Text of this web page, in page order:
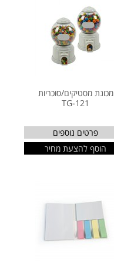
מכונת מסטיקים/סוכריות
TG-121
פרטים נוספים
הוסף להצעת מחיר